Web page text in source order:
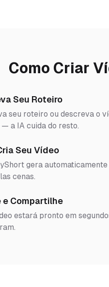
Como Criar
Seu Roteiro
seu roteiro ou descreva o
a IA cuida do resto.
Seu Vídeo
gera
cenas.
e Compartilhe
estará pronto em